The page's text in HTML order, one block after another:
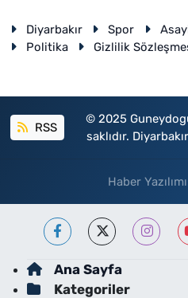
Diyarbakır Spor
Politika
Gizlilik
RSS
© 2025
saklıdır.
Haber
Ana Sayfa
Kategoriler